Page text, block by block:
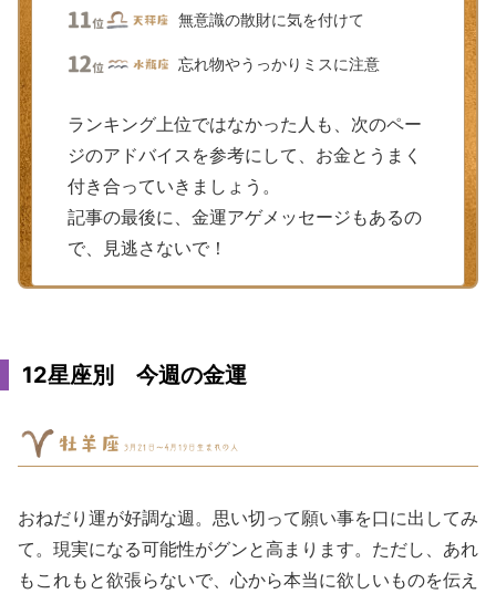
無意識の散財に気を付けて
忘れ物やうっかりミスに注意
ランキング上位ではなかった人も、次のペー
ジのアドバイスを参考にして、お金とうまく
付き合っていきましょう。
記事の最後に、金運アゲメッセージもあるの
で、見逃さないで！
12星座別 今週の金運
おねだり運が好調な週。思い切って願い事を口に出してみ
て。現実になる可能性がグンと高まります。ただし、あれ
もこれもと欲張らないで、心から本当に欲しいものを伝え